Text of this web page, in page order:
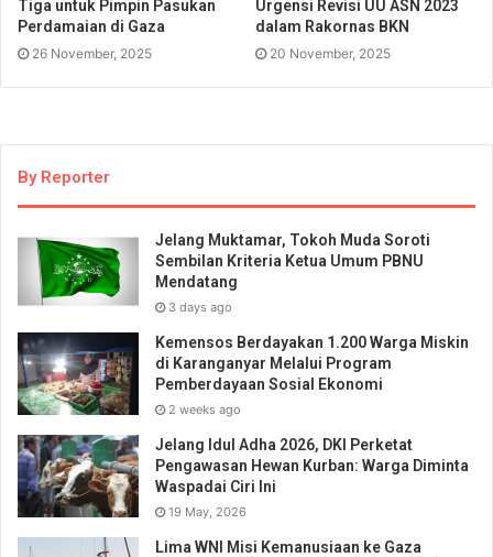
Tiga untuk Pimpin Pasukan
Perdamaian di Gaza
26 November, 2025
Urgensi Revisi UU ASN 2023
dalam Rakornas BKN
20 November, 2025
By Reporter
Jelang Muktamar, Tokoh Muda Soroti
Sembilan Kriteria Ketua Umum PBNU
Mendatang
3 days ago
Kemensos Berdayakan 1.200 Warga Miskin
di Karanganyar Melalui Program
Pemberdayaan Sosial Ekonomi
2 weeks ago
Jelang Idul Adha 2026, DKI Perketat
Pengawasan Hewan Kurban: Warga Diminta
Waspadai Ciri Ini
19 May, 2026
Lima WNI Misi Kemanusiaan ke Gaza